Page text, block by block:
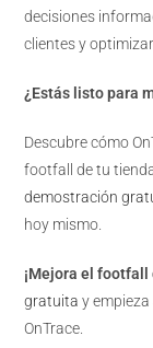
decisiones
clientes y
¿Estás listo para
Descubre cómo
footfall de tu
demostración
hoy mismo.
¡Mejora el footfall
gratuita y
OnTrace.